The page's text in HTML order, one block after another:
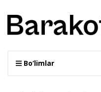
Bo‘limlar